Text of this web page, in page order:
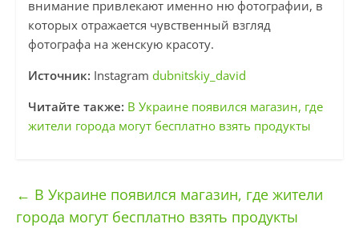
внимание привлекают именно ню фотографии, в
которых отражается чувственный взгляд
фотографа на женскую красоту.
Источник: Instagram dubnitskiy_david
Читайте также: В Украине появился магазин, где
жители города могут бесплатно взять продукты
← В Украине появился магазин, где жители
города могут бесплатно взять продукты